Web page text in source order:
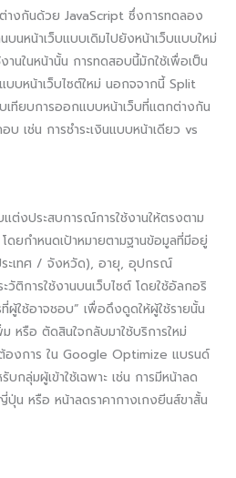
างกันด้วย JavaScript ซึ่งการทดลอง
บนหน้าเว็บแบบเดิมไปยังหน้าเว็บแบบใหม่
านในหน้านั้น การทดสอบนี้มักใช้เพื่อเป็น
บบหน้าเว็บไซต์ใหม่ นอกจจากนี้ Split
เทียบการออกแบบหน้าเว็บที่แตกต่างกัน
เช่น การชำระเงินแบบหน้าเดียว vs
ต่งประสบการณ์การใช้งานให้ตรงตาม
ยกำหนดเป้าหมายตามฐานข้อมูลที่มีอยู่
ระเทศ / จังหวัด), อายุ, อุปกรณ์
ติการใช้งานบนเว็บไซต์ โดยใช้อัลกอริ
ใช้อาจชอบ” เพื่อดึงดูดให้ผู้ใช้รายนั้น
หรือ ตัดสินใจกลับมาใช้บริการใหม่
องการ ใน Google Optimize แบรนด์
กลุ่มผู้เข้าใช้เฉพาะ เช่น การมีหน้าลด
ปุ่น หรือ หน้าลดราคากางเกงยีนส์ขาสั้น